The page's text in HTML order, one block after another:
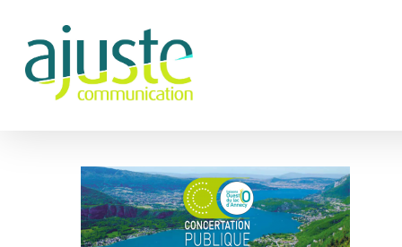
Hit enter to search or ESC to close